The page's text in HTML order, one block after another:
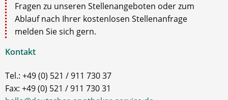
Fragen zu unseren Stellenangeboten oder zum
Ablauf nach Ihrer kostenlosen Stellenanfrage
melden Sie sich gern.
Kontakt
Tel.: +49 (0) 521 / 911 730 37
Fax: +49 (0) 521 / 911 730 31